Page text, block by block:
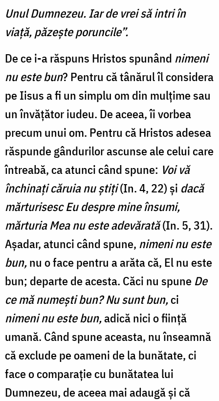
Unul Dumnezeu. Iar de vrei să intri în
viaţă, păzeşte poruncile”.
De ce i-a răspuns Hristos spunând nimeni
nu este bun? Pentru că tânărul îl considera
pe Iisus a fi un simplu om din mulțime sau
un învățător iudeu. De aceea, îi vorbea
precum unui om. Pentru că Hristos adesea
răspunde gândurilor ascunse ale celui care
întreabă, ca atunci când spune: Voi vă
închinaţi căruia nu ştiţi(In. 4, 22) și dacă
mărturisesc Eu despre mine însumi,
mărturia Mea nu este adevărată(In. 5, 31).
Așadar, atunci când spune, nimeni nu este
bun,nu o face pentru a arăta că, El nu este
bun; departe de acesta. Căci nu spune De
ce mă numești bun? Nu sunt bun,ci
nimeni nu este bun,adică nici o ființă
umană. Când spune aceasta, nu înseamnă
că exclude pe oameni de la bunătate, ci
face o comparație cu bunătatea lui
Dumnezeu, de aceea mai adaugă și că